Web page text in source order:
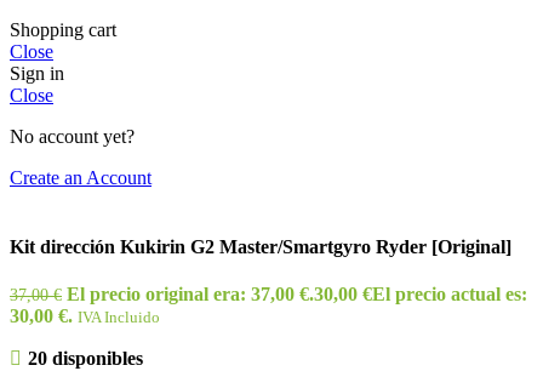
Shopping cart
Close
Sign in
Close
No account yet?
Create an Account
Kit dirección Kukirin G2 Master/Smartgyro Ryder [Original]
37,00€ El precio original era: 37,00 €.30,00 €El precio actual es:
30,00 €. IVA Incluido
20 disponibles